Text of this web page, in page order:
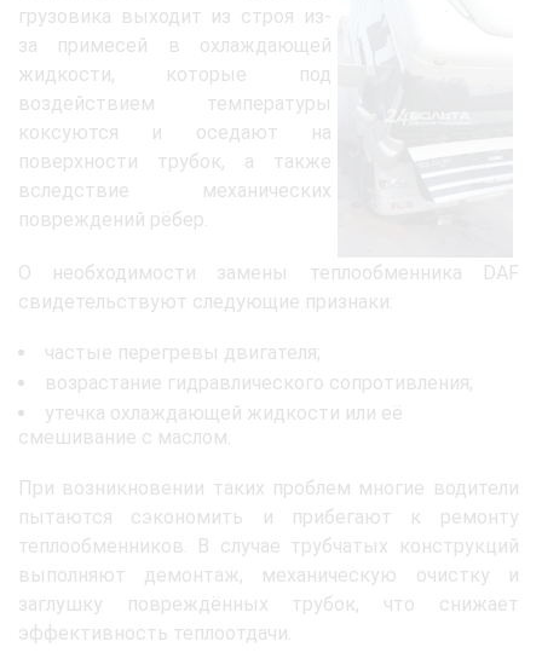
грузовика выходит из строя из-
за примесей в охлаждающей
жидкости, которые под
воздействием температуры
коксуются и оседают на
поверхности трубок, а также
вследствие механических
повреждений рёбер.
О необходимости замены теплообменника DAF
свидетельствуют следующие признаки:
частые перегревы двигателя;
возрастание гидравлического сопротивления;
утечка охлаждающей жидкости или её
смешивание с маслом.
При возникновении таких проблем многие водители
пытаются сэкономить и прибегают к ремонту
теплообменников. В случае трубчатых конструкций
выполняют демонтаж, механическую очистку и
заглушку повреждённых трубок, что снижает
эффективность теплоотдачи.